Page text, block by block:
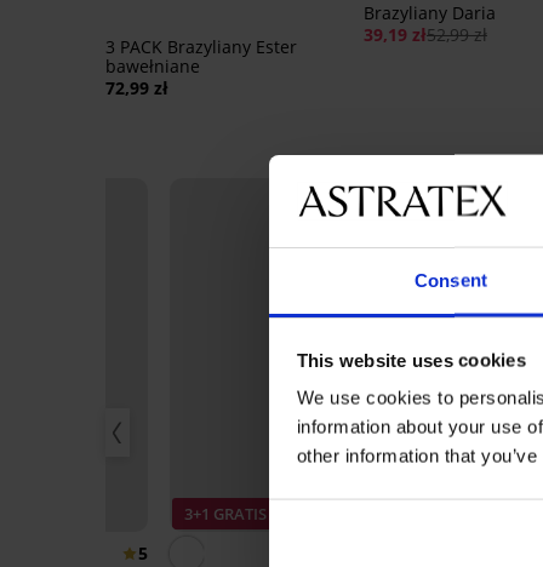
Consent
This website uses cookies
We use cookies to
information about your use
other information that
3 PACK Brazyliany Ester
bawełniane
72,99 zł
Brazyliany Daria
39,19 zł52,99 zł
5
3+1 GRATIS